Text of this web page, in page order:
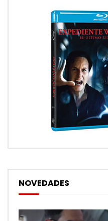
NOVEDADES